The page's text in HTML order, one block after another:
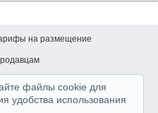
файлы cookie для
удобства использования
на размещение
реклама